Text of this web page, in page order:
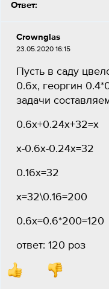
Ответ:
Crownglas
23.05.2020 16:15
Пусть в саду
0.6х, георгин
задачи
0.6х+0.24х+32=х
х-0.6х-0.24х=32
0.16х=32
х=32\0.16=200
0.6х=0.6*200=120
ответ: 120 роз